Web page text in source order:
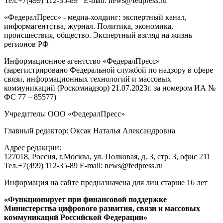
«ФедералПресс» - медиа-холдинг: экспертный канал,
информагентства, журнал. Политика, экономика,
происшествия, общество. Экспертный взгляд на жизнь
регионов РФ
Информационное агентство «ФедералПресс»
(зарегистрировано Федеральной службой по надзору в сфере
связи, информационных технологий и массовых
коммуникаций (Роскомнадзор) 21.07.2023г. за номером ИА №
ФС 77 – 85577)
Учредитель: ООО «ФедералПресс»
Главный редактор: Оксак Наталья Александровна
Адрес редакции:
127018, Россия, г.Москва, ул. Полковая, д. 3, стр. 3, офис 211
Тел.+7(499) 112-35-89 E-mail: news@fedpress.ru
Информация на сайте предназначена для лиц старше 16 лет
«Функционирует при финансовой поддержке
Министерства цифрового развития, связи и массовых
коммуникаций Российской Федерации»